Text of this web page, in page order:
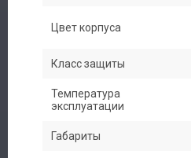
Цвет корпуса
Класс защиты
Температура
эксплуатации
Габариты